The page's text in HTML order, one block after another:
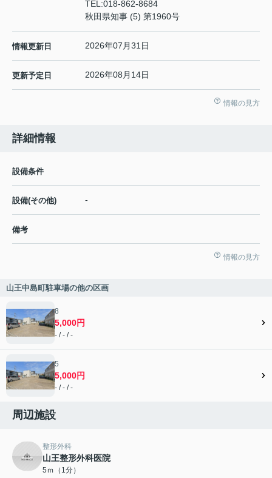
TEL:018-862-8684
秋田県知事 (5) 第1960号
情報更新日 2026年07月31日
更新予定日 2026年08月14日
情報の見方
詳細情報
設備条件
設備(その他) -
備考
情報の見方
山王中島町駐車場の他の区画
8
5,000円
- / - / -
5
5,000円
- / - / -
周辺施設
整形外科
山王整形外科医院
5ｍ（1分）